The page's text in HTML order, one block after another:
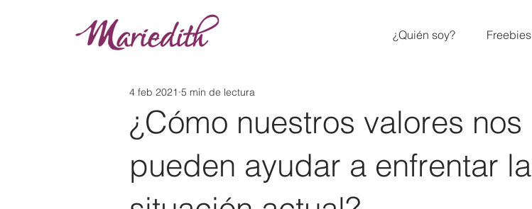
¿Quién soy? Freebies
¿Cómo nuestros valores nos
pueden ayudar a enfrentar la
4 feb 2021 5 min de lectura